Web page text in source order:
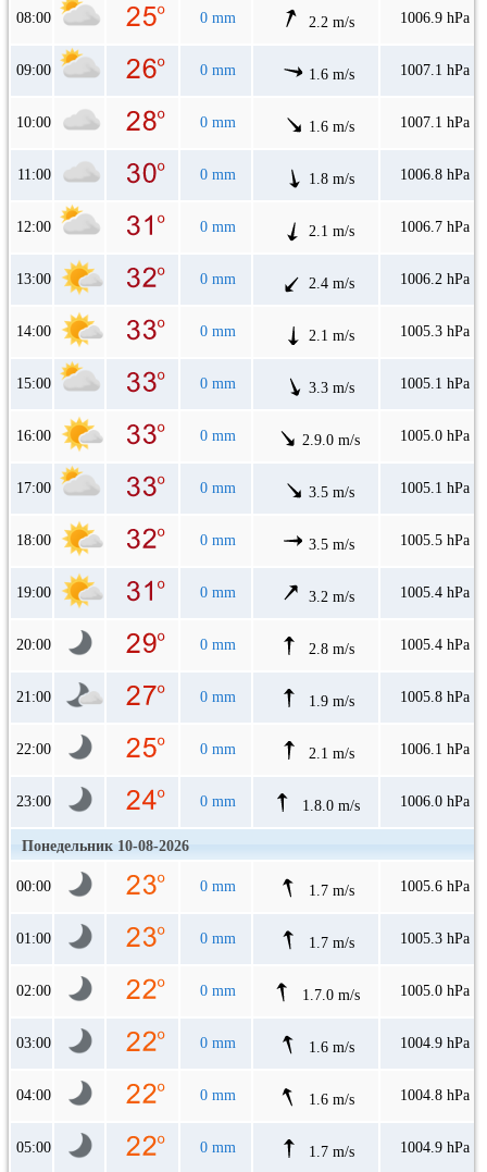
08:00 0 mm 2.2 m/s 1006.9 hPa
09:00 0 mm 1.6 m/s 1007.1 hPa
10:00 0 mm 1.6 m/s 1007.1 hPa
11:00 0 mm 1.8 m/s 1006.8 hPa
12:00 0 mm 2.1 m/s 1006.7 hPa
13:00 0 mm 2.4 m/s 1006.2 hPa
14:00 0 mm 2.1 m/s 1005.3 hPa
15:00 0 mm 3.3 m/s 1005.1 hPa
16:00 0 mm 2.9.0 m/s 1005.0 hPa
17:00 0 mm 3.5 m/s 1005.1 hPa
18:00 0 mm 3.5 m/s 1005.5 hPa
19:00 0 mm 3.2 m/s 1005.4 hPa
20:00 0 mm 2.8 m/s 1005.4 hPa
21:00 0 mm 1.9 m/s 1005.8 hPa
22:00 0 mm 2.1 m/s 1006.1 hPa
23:00 0 mm 1.8.0 m/s 1006.0 hPa
Понедельник 10-08-2026
00:00 0 mm 1.7 m/s 1005.6 hPa
01:00 0 mm 1.7 m/s 1005.3 hPa
02:00 0 mm 1.7.0 m/s 1005.0 hPa
03:00 0 mm 1.6 m/s 1004.9 hPa
04:00 0 mm 1.6 m/s 1004.8 hPa
05:00 0 mm 1.7 m/s 1004.9 hPa